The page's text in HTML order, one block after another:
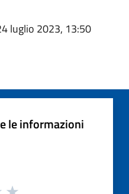
luglio 2023, 13:50
le informazioni